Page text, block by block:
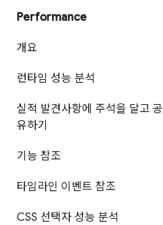
Performance
개요
런타임 성능 분석
실적 발견사항에 주석을 달고 공
유하기
기능 참조
타임라인 이벤트 참조
CSS 선택자 성능 분석